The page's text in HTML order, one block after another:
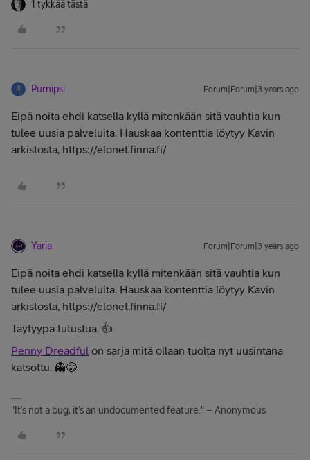
1 tykkää tästä
Purnipsi Forum|Forum|3 years ago
Eipä noita ehdi katsella kyllä mitenkään sitä vauhtia kun
tulee uusia palveluita. Hauskaa kontenttia löytyy Kavin
arkistosta, https://elonet.finna.fi/
Yaria Forum|Forum|3 years ago
Eipä noita ehdi katsella kyllä mitenkään sitä vauhtia kun
tulee uusia palveluita. Hauskaa kontenttia löytyy Kavin
arkistosta, https://elonet.finna.fi/
Täytyypä tutustua. 👍
Penny Dreadful on sarja mitä ollaan tuolta nyt uusintana
katsottu. 👻😁
"It’s not a bug; it’s an undocumented feature." – Anonymous